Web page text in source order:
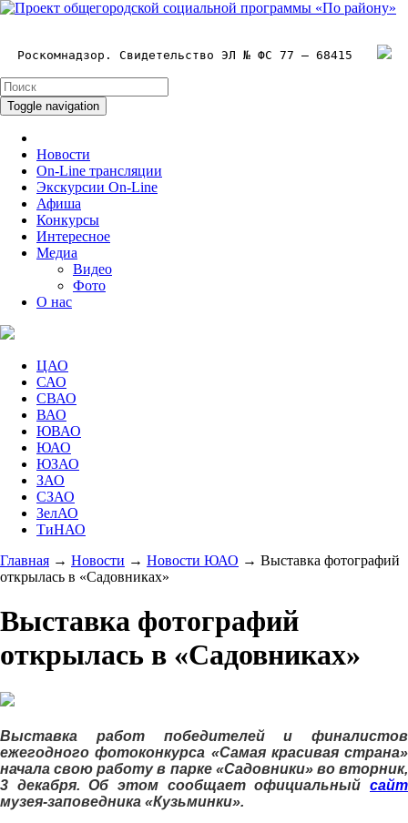
Роскомнадзор. Свидетельство ЭЛ № ФС 77 – 68415
Toggle navigation
Новости
On-Line трансляции
Экскурсии On-Line
Афиша
Конкурсы
Интересное
Медиа
Видео
Фото
О нас
ЦАО
САО
СВАО
ВАО
ЮВАО
ЮАО
ЮЗАО
ЗАО
СЗАО
ЗелАО
ТиНАО
Главная → Новости → Новости ЮАО → Выставка фотографий
открылась в «Садовниках»
Выставка фотографий
открылась в «Садовниках»
Выставка работ победителей и финалистов
ежегодного фотоконкурса «Самая красивая страна»
начала свою работу в парке «Садовники» во вторник,
3 декабря. Об этом сообщает официальный сайт
музея-заповедника «Кузьминки».